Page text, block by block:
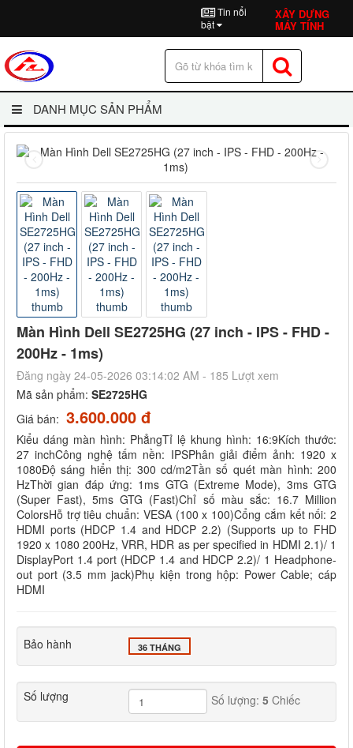
Tin nổi
bật
XÂY DỰNG
MÁY TÍNH
DANH MỤC SẢN PHẨM
Màn Hình Dell SE2725HG (27 inch - IPS - FHD -
200Hz - 1ms)
Đăng ngày 24-05-2026 03:14:02 AM - 185 Lượt xem
Mã sản phẩm: SE2725HG
Giá bán: 3.600.000 đ
Kiểu dáng màn hình: PhẳngTỉ lệ khung hình: 16:9Kích thước:
27 inchCông nghệ tấm nền: IPSPhân giải điểm ảnh: 1920 x
1080Độ sáng hiển thị: 300 cd/m2Tần số quét màn hình: 200
HzThời gian đáp ứng: 1ms GTG (Extreme Mode), 3ms GTG
(Super Fast), 5ms GTG (Fast)Chỉ số màu sắc: 16.7 Million
ColorsHỗ trợ tiêu chuẩn: VESA (100 x 100)Cổng cắm kết nối: 2
HDMI ports (HDCP 1.4 and HDCP 2.2) (Supports up to FHD
1920 x 1080 200Hz, VRR, HDR as per specified in HDMI 2.1)/ 1
DisplayPort 1.4 port (HDCP 1.4 and HDCP 2.2)/ 1 Headphone-
out port (3.5 mm jack)Phụ kiện trong hộp: Power Cable; cáp
HDMI
Bảo hành 36 THÁNG
Số lượng Số lượng: 5Chiếc